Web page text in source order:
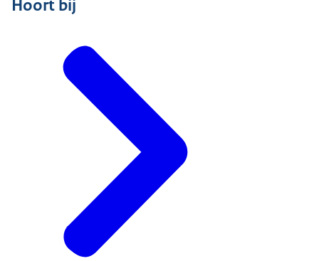
Hoort bij